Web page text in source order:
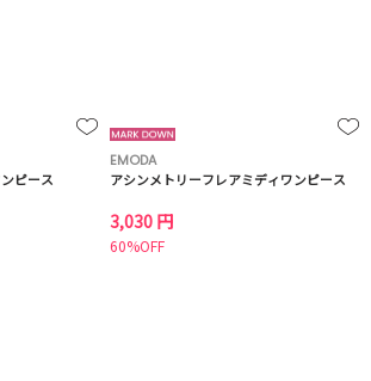
ピース
EMODA
アシンメトリーフレアミディワンピース
3,030 円
60%OFF